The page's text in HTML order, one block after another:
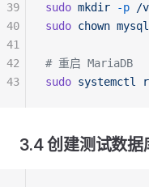
sudo mkdir -p /
sudo chown
# 重启 MariaDB
sudo systemctl
39
40
41
42
43
3.4 创建测试数据